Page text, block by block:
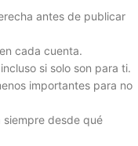
antes de publicar
cada cuenta.
si solo son para ti.
importantes para no
desde qué